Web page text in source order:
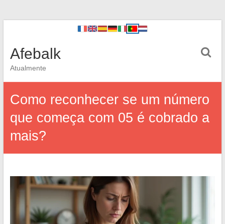
Afebalk
Atualmente
Como reconhecer se um número
que começa com 05 é cobrado a
mais?